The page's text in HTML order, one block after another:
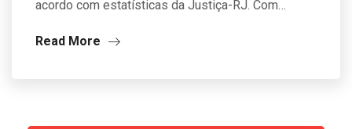
acordo com estatísticas da Justiça-RJ. Com…
Read More